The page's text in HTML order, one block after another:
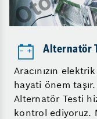
Alternatör
Aracınızın
hayati önem
Alternatör Testi
kontrol ediyoruz.